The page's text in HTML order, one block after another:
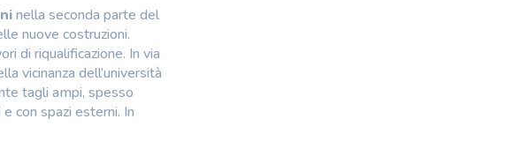
nella seconda parte del
nuove costruzioni.
di riqualificazione. In via
vicinanza dell’università
tagli ampi, spesso
con spazi esterni. In